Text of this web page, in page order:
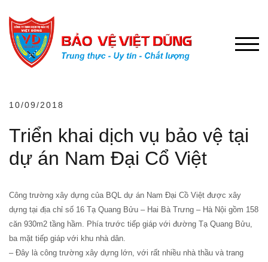
đến
phần
NÚT
10/09/2018
Triển khai dịch vụ bảo vệ tại
dự án Nam Đại Cổ Việt
Công trường xây dựng của BQL dự án Nam Đại Cồ Việt được xây
dựng tại địa chỉ số 16 Tạ Quang Bửu – Hai Bà Trưng – Hà Nội gồm 158
căn 930m2 tầng hầm. Phía trước tiếp giáp với đường Tạ Quang Bửu,
ba mặt tiếp giáp với khu nhà dân.
– Đây là công trường xây dựng lớn, với rất nhiều nhà thầu và trang